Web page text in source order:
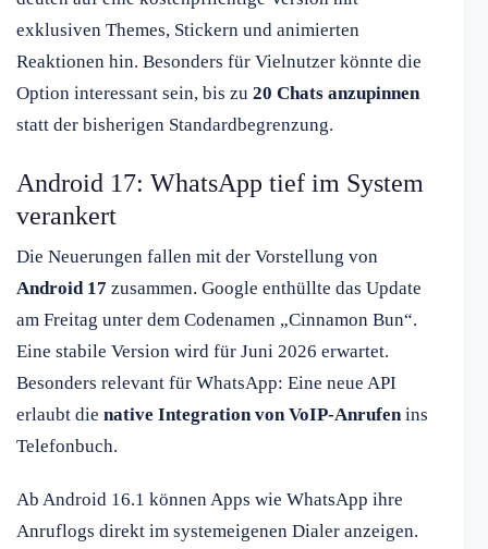
exklusiven Themes, Stickern und animierten
Reaktionen hin. Besonders für Vielnutzer könnte die
Option interessant sein, bis zu 20 Chats anzupinnen
statt der bisherigen Standardbegrenzung.
Android 17: WhatsApp tief im System
verankert
Die Neuerungen fallen mit der Vorstellung von
Android 17 zusammen. Google enthüllte das Update
am Freitag unter dem Codenamen „Cinnamon Bun“.
Eine stabile Version wird für Juni 2026 erwartet.
Besonders relevant für WhatsApp: Eine neue API
erlaubt die native Integration von VoIP-Anrufenins
Telefonbuch.
Ab Android 16.1 können Apps wie WhatsApp ihre
Anruflogs direkt im systemeigenen Dialer anzeigen.